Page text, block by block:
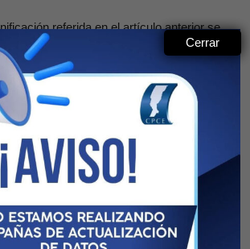
referida en el artículo anterior se
durante el semestre
los siguientes montos:
por Invalidez y por Incapacidad
con haberes básicos de ochenta (80)
($ 200).
Edad Avanzada con haberes básicos
pesos cien ($ 100).
pesos ciento cincuenta ($ 150). d)
con haberes básicos de treinta
Cerrar